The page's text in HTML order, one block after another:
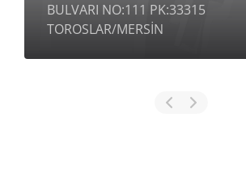
İÇERİÇUMRA MAH. 74881.
ÇUMRA / KONYA